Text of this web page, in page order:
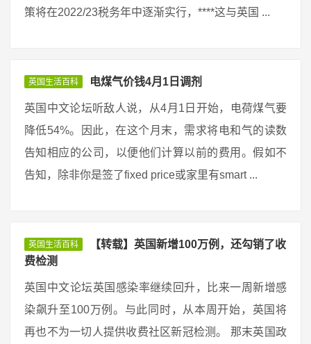
策将在2022/23税务年中逐渐实行，****这与英国 ...
英国生活百科 电煤气价钱4月1日调剂
英国中文论坛听敌人说，从4月1日开始，电荷煤气要
降低54%。因此，在这个月末，需求将电和气的读数
告知相应的公司，以便他们计算以前的费用。假如不
告知，除非你是签了fixed price或家里有smart ...
英国生活百科
【转载】英国新增100万例，还勾销了收
费检测
英国中文论坛英国感染率继续回升，比来一周新增感
染飙升至100万例。与此同时，从本周开始，英国将
再也不为一切人提供收费社区新冠检测。 那末英国政